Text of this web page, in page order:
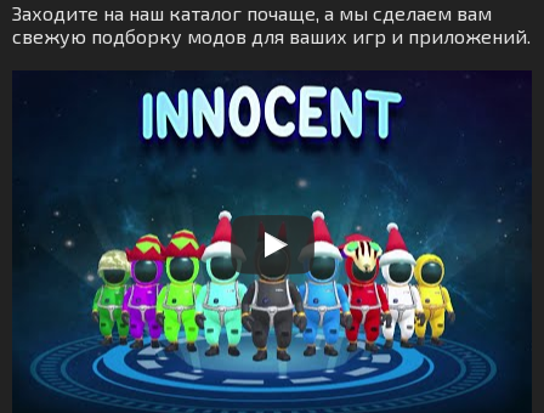
Заходите на наш каталог почаще, а мы сделаем вам
свежую подборку модов для ваших игр и приложений.